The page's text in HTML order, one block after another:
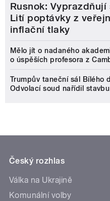
Rusnok:
Lití poptávky z
inflační tlaky
Mělo jít o nadaného
o úspěších profesora z
Trumpův taneční sál Bílého
Odvolací soud nařídil
Český rozhlas
Válka na Ukrajině
Komunální volby